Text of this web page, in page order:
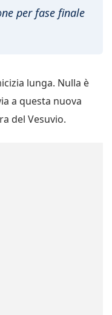
per fase finale
lunga. Nulla è
a questa nuova
del Vesuvio.